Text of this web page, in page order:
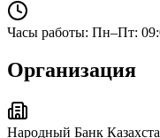
Часы работы: Пн–Пт:
Организация
Народный Банк